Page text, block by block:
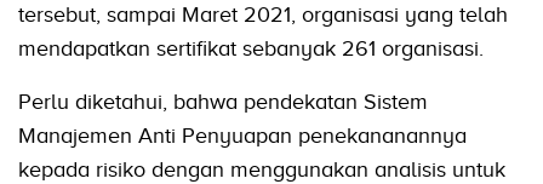
tersebut, sampai Maret 2021, organisasi yang telah
mendapatkan sertifikat sebanyak 261 organisasi.
Perlu diketahui, bahwa pendekatan Sistem
Manajemen Anti Penyuapan penekananannya
kepada risiko dengan menggunakan analisis untuk